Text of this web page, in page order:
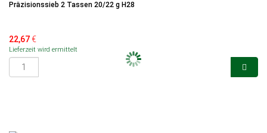
Präzisionssieb 2 Tassen 20/22 g H28
22,67€
Lieferzeit wird ermittelt